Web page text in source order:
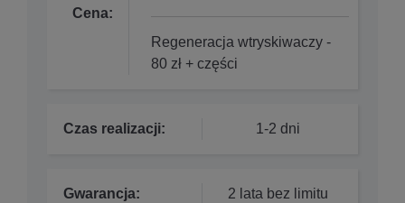
Cena:
Regeneracja wtryskiwaczy -
80 zł + części
Czas realizacji: 1-2 dni
Gwarancja:
2 lata bez limitu